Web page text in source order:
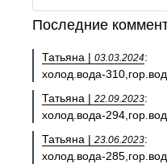
Последние
Татьяна | 03.03.2024:
холод.вода-
Татьяна | 22.09.2023:
холод.вода-
Татьяна | 23.06.2023:
холод.вода-